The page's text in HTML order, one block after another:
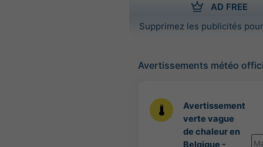
AD FREE
Supprimez les publicités
Avertissements météo
Avertissement
verte vague
de chaleur en
Belgique -